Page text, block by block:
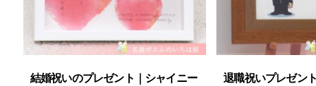
結婚祝いのプレゼント｜シャイニー
退職祝いプレゼン